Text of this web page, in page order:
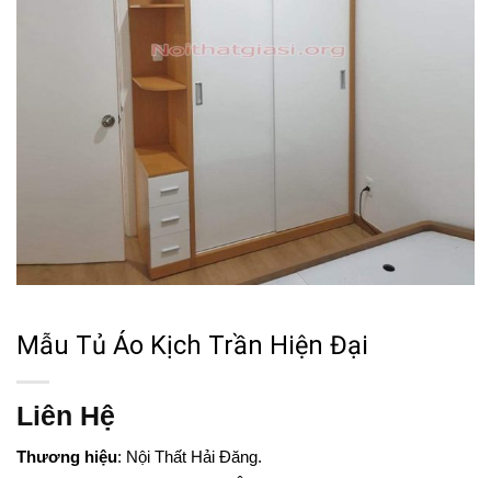
Mẫu Tủ Áo Kịch Trần Hiện Đại
Liên Hệ
Thương hiệu: Nội Thất Hải Đăng.